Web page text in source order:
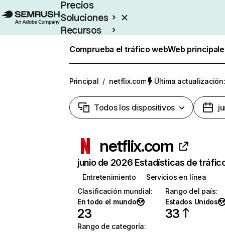
Precios
Soluciones
Recursos
Comprueba el tráfico webWeb
Principal / netflix.com Última
Todos los dispositivos
netflix.com
junio de 2026 Estadísticas de
Entretenimiento
Servicios en línea
Clasificación mundial:
En todo el mundo
23
Rango del país:
Estados Unidos
33
Rango de categoría: